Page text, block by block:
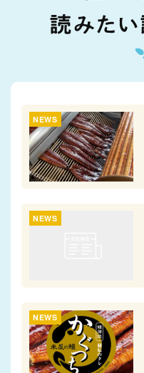
NEWS
NEWS
NEWS